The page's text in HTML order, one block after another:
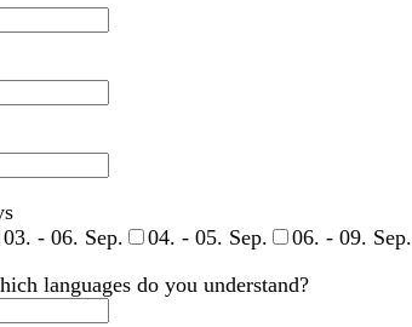
03. - 06. Sep. 04. - 05. Sep.
06. - 09. Sep.
languages do you understand?